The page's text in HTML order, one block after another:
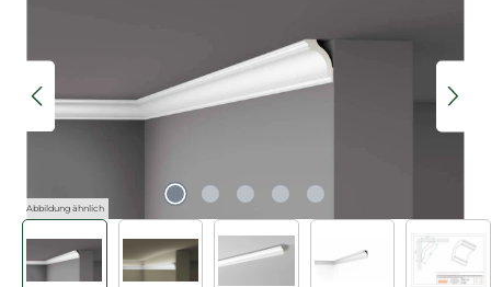
Abbildung ähnlich